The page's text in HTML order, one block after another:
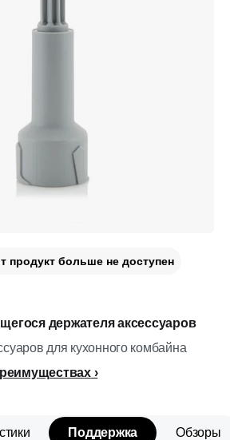
держателя аксессуаров
для кухонного комбайна
продукт больше не доступен
Поддержка Обзоры